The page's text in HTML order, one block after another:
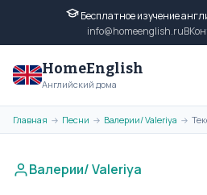
Бесплатное изучение
info@homeenglish.ru
HomeEnglish
Английский дома
Главная → Песни → Валерии/ Valeriya →
Валерии/ Valeriya